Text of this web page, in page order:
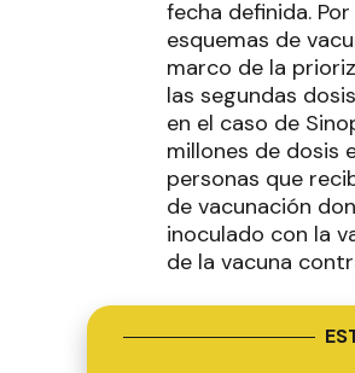
fecha definida.
esquemas de
marco de la
las segundas
en el caso de
millones de dosis
personas que
de vacunación
inoculado con la
de la vacuna